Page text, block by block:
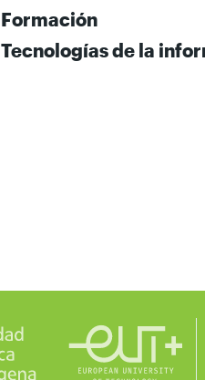
Formación
Tecnologías de la